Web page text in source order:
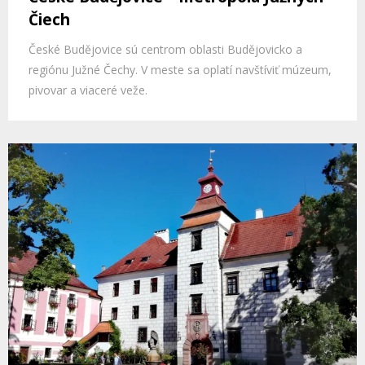
Čiech
České Budějovice sú centrom oblasti Budějovicko a
regiónu Južné Čechy. V meste sa oplatí navštíviť múzeum,
pivovar a viaceré veže.